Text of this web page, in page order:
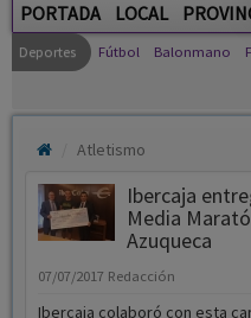
PORTADA LOCAL
Deportes Fútbol Balonmano
Atletismo
Ibercaja
Media
Azuqueca
07/07/2017 Redacción
Ibercaja colaboró con esta